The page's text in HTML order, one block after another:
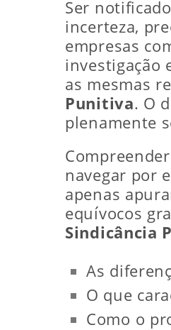
Ser
incerteza,
empresas
investigação
as mesmas
Punitiva. O
plenamente
navegar por
apenas
equívocos
Sindicância
As
O que
Como o